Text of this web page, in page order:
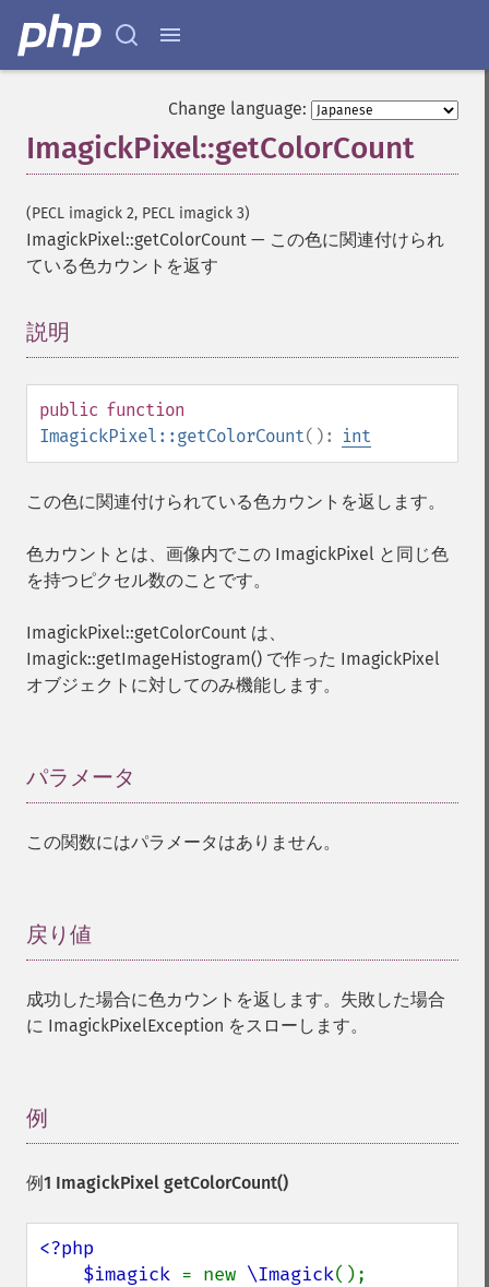
Change language:
ImagickPixel::getColorCount
(PECL imagick 2, PECL imagick 3)
ImagickPixel::getColorCount — この色に関連付けられ
ている色カウントを返す
説明
public function
ImagickPixel::getColorCount(): int
この色に関連付けられている色カウントを返します。
色カウントとは、画像内でこの ImagickPixel と同じ色
を持つピクセル数のことです。
ImagickPixel::getColorCount は、
Imagick::getImageHistogram() で作った ImagickPixel
オブジェクトに対してのみ機能します。
パラメータ
この関数にはパラメータはありません。
戻り値
成功した場合に色カウントを返します。失敗した場合
に ImagickPixelException をスローします。
例
例1 ImagickPixel getColorCount()
<?php
    $imagick
= new \Imagick();